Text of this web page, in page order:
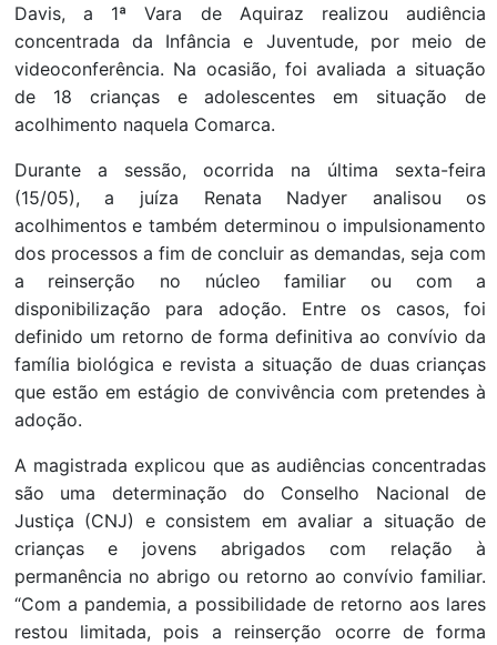
Davis, a 1ª Vara de Aquiraz realizou audiência
concentrada da Infância e Juventude, por meio de
videoconferência. Na ocasião, foi avaliada a situação
de 18 crianças e adolescentes em situação de
acolhimento naquela Comarca.
Durante a sessão, ocorrida na última sexta-feira
(15/05), a juíza Renata Nadyer analisou os
acolhimentos e também determinou o impulsionamento
dos processos a fim de concluir as demandas, seja com
a reinserção no núcleo familiar ou com a
disponibilização para adoção. Entre os casos, foi
definido um retorno de forma definitiva ao convívio da
família biológica e revista a situação de duas crianças
que estão em estágio de convivência com pretendes à
adoção.
A magistrada explicou que as audiências concentradas
são uma determinação do Conselho Nacional de
Justiça (CNJ) e consistem em avaliar a situação de
crianças e jovens abrigados com relação à
permanência no abrigo ou retorno ao convívio familiar.
“Com a pandemia, a possibilidade de retorno aos lares
restou limitada, pois a reinserção ocorre de forma